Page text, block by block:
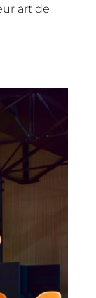
art de